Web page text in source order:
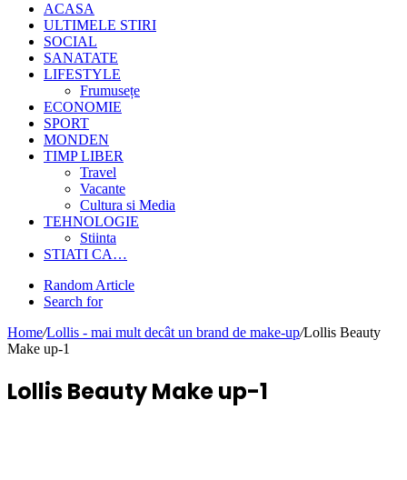
ACASA
ULTIMELE STIRI
SOCIAL
SANATATE
LIFESTYLE
Frumusețe
ECONOMIE
SPORT
MONDEN
TIMP LIBER
Travel
Vacante
Cultura si Media
TEHNOLOGIE
Stiinta
STIATI CA…
Random Article
Search for
Home/Lollis - mai mult decât un brand de make-up/Lollis Beauty
Make up-1
Lollis Beauty Make up-1